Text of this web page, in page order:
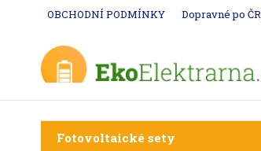
OBCHODNÍ PODMÍNKY Dopravné po
Fotovoltaické sety